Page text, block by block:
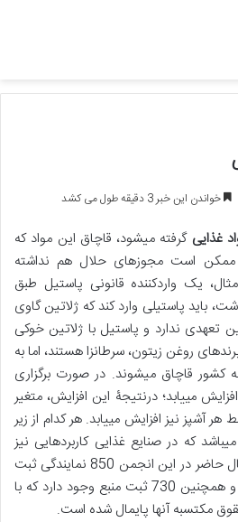
خواندن این خبر 3 دقیقه طول می کشد
غذایی گرفته میشود، قاچاق این مواد که
ممکن است مجوزهای حلال هم نداشته
مثال، یک واردکننده قانونی پاستیل طبق
باید پاستیلی وارد کند که ژلاتین گاوی
تعهدی ندارد و پاستیل با ژلاتین خوکی
روغن زیتون، سرطانزا هستند، اما به
کشور قاچاق میشوند. در صورت برگزاری
مییابد؛ درنتیجۀ این افزایش، متغیر
هر آشپز نیز افزایش مییابد. هر کدام از زیر
که در صنایع غذایی کاربردهایی نیز
دارند. پناهنده ادامه داد: در حال حاضر در این انجمن 850 نمایندگی ثبت
شده مواد غذایی و آشامیدنی و همچنین 730 ثبت منبع وجود دارد که با
مکتسبه آنها پایمال شده است.